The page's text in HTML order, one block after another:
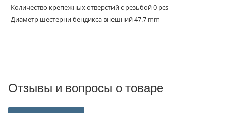
Количество крепежных отверстий с резьбой 0 pcs
Диаметр шестерни бендикса внешний 47.7 mm
Отзывы и вопросы о товаре